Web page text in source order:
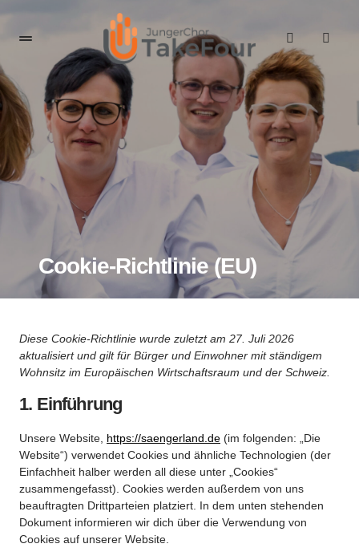
Cookie-Richtlinie (EU)
Diese Cookie-Richtlinie wurde zuletzt am 27. Juli 2026
aktualisiert und gilt für Bürger und Einwohner mit ständigem
Wohnsitz im Europäischen Wirtschaftsraum und der Schweiz.
1. Einführung
Unsere Website, https://saengerland.de (im folgenden: „Die
Website“) verwendet Cookies und ähnliche Technologien (der
Einfachheit halber werden all diese unter „Cookies“
zusammengefasst). Cookies werden außerdem von uns
beauftragten Drittparteien platziert. In dem unten stehenden
Dokument informieren wir dich über die Verwendung von
Cookies auf unserer Website.